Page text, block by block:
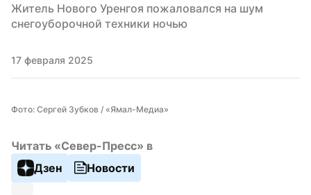
Житель Нового Уренгоя пожаловался на шум
снегоуборочной техники ночью
17 февраля 2025
Фото: Сергей Зубков / «Ямал-Медиа»
Читать «Север-Пресс» в
Дзен
Новости